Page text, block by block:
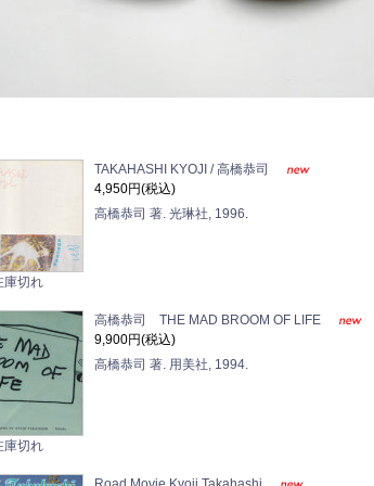
庫切れ
TAKAHASHI KYOJI / 高橋恭司
4,950円(税込)
高橋恭司 著. 光琳社, 1996.
庫切れ
高橋恭司 THE MAD BROOM OF LIFE
9,900円(税込)
高橋恭司 著. 用美社, 1994.